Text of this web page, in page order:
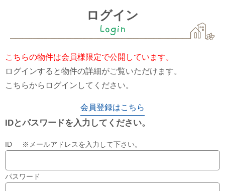
ログイン
Login
こちらの物件は会員様限定で公開しています。
ログインすると物件の詳細がご覧いただけます。
こちらからログインしてください。
会員登録はこちら
IDとパスワードを入力してください。
ID ※メールアドレスを入力して下さい。
パスワード